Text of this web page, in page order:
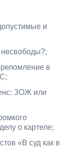
и
в
ЗОЖ или
о картеле;
«В суд как в